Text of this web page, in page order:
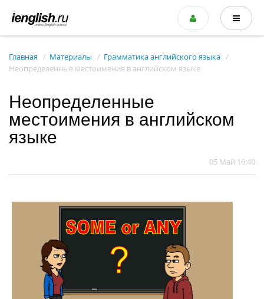
Главная Материалы
Грамматика английского языка
Неопределенные местоимения в английском языке
Неопределенные
местоимения в английском
языке
05 Май 16:40